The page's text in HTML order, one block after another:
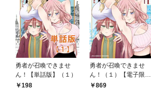
勇者が召喚できませ
ん！【単話版】（１）
198
勇者が召喚できませ
ん！（１）【電子限定
特典ペーパー付き】
869